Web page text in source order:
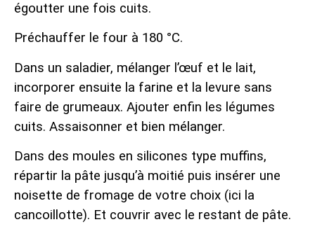
égoutter une fois cuits.
Préchauffer le four à 180 °C.
Dans un saladier, mélanger l’œuf et le lait,
incorporer ensuite la farine et la levure sans
faire de grumeaux. Ajouter enfin les légumes
cuits. Assaisonner et bien mélanger.
Dans des moules en silicones type muffins,
répartir la pâte jusqu’à moitié puis insérer une
noisette de fromage de votre choix (ici la
cancoillotte). Et couvrir avec le restant de pâte.